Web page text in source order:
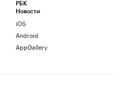
РБК
Новости
iOS
Android
AppGallery